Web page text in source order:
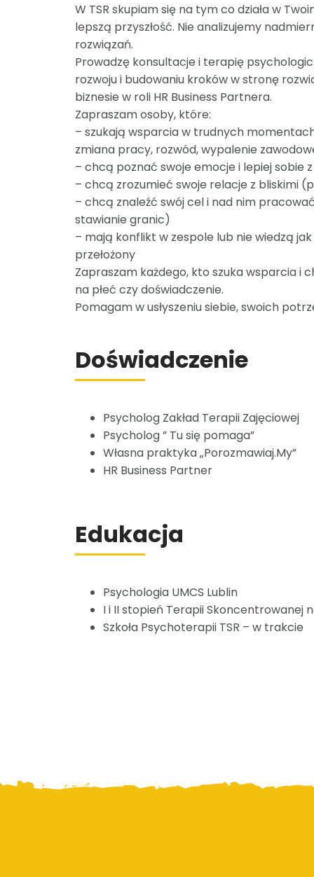
W TSR skupiam się na tym co działa w
lepszą przyszłość. Nie analizujemy
rozwiązań.
Prowadzę konsultacje i terapię
rozwoju i budowaniu kroków w stronę
biznesie w roli HR Business Partnera.
Zapraszam osoby, które:
– szukają wsparcia w trudnych
zmiana pracy, rozwód, wypalenie
– chcą poznać swoje emocje i lepiej sobie
– chcą zrozumieć swoje relacje z bliskimi
– chcą znaleźć swój cel i nad nim
stawianie granic)
– mają konflikt w zespole lub nie wiedzą
przełożony
Zapraszam każdego, kto szuka wsparcia i
na płeć czy doświadczenie.
Pomagam w usłyszeniu siebie, swoich
Doświadczenie
Psycholog Zakład Terapii Zajęciowej
Psycholog ” Tu się pomaga”
Własna praktyka „Porozmawiaj.My”
HR Business Partner
Edukacja
Psychologia UMCS Lublin
I i II stopień Terapii Skoncentrowanej
Szkoła Psychoterapii TSR – w trakcie